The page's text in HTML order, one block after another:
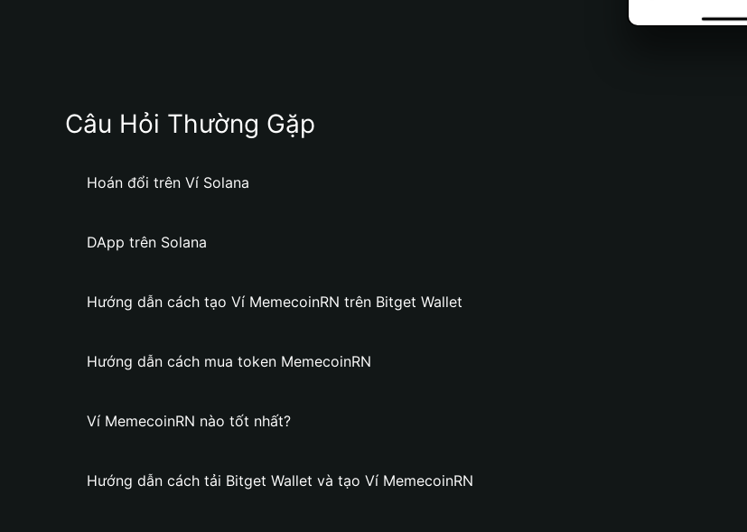
Câu Hỏi Thường Gặp
Hoán đổi trên Ví Solana
DApp trên Solana
Hướng dẫn cách tạo Ví MemecoinRN trên Bitget Wallet
Hướng dẫn cách mua token MemecoinRN
Ví MemecoinRN nào tốt nhất?
Hướng dẫn cách tải Bitget Wallet và tạo Ví MemecoinRN